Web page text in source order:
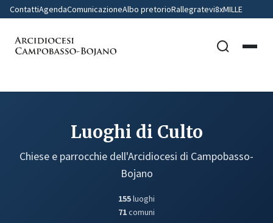
ContattiAgendaComunicazioneAlbo pretorioRallegratevi8xMILLE
Luoghi di Culto
Chiese e parrocchie dell'Arcidiocesi di Campobasso-
Bojano
155luoghi
71comuni